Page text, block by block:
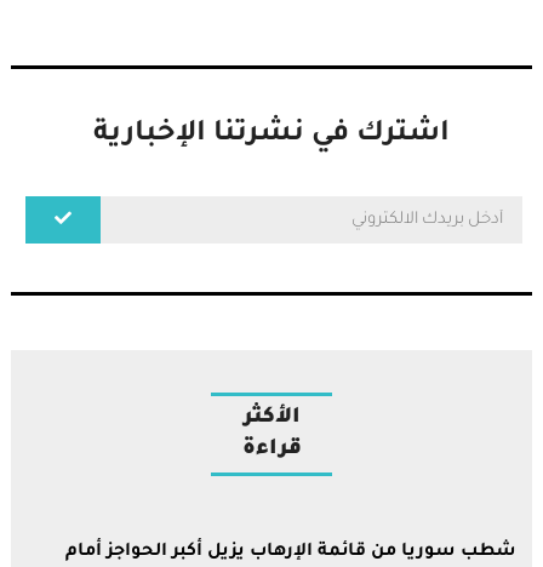
اشترك في نشرتنا الإخبارية
الأكثر
قراءة
شطب سوريا من قائمة الإرهاب يزيل أكبر الحواجز أمام